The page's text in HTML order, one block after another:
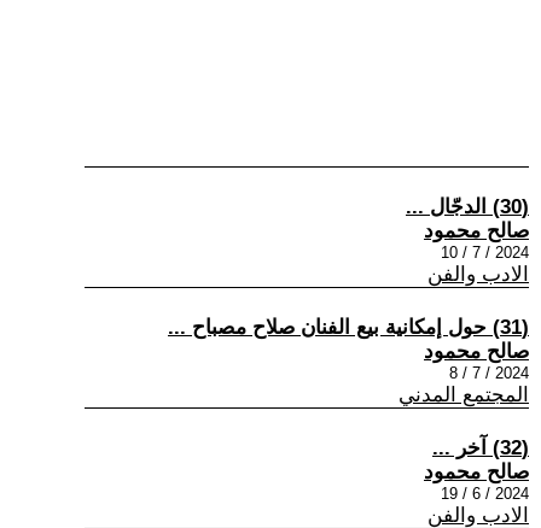
(30) الدجّال ...
صالح محمود
2024 / 7 / 10
الادب والفن
(31) حول إمكانية بيع الفنان صلاح مصباح ...
صالح محمود
2024 / 7 / 8
المجتمع المدني
(32) آخر ...
صالح محمود
2024 / 6 / 19
الادب والفن